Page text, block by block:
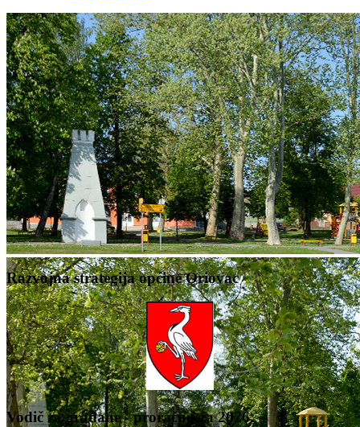
Razvojna strategija općine Oriovac
Vodič za građane - proračun za 2026.